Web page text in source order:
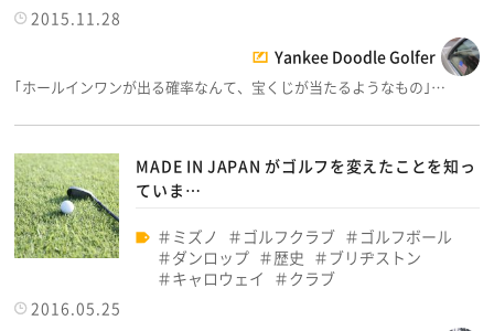
2015.11.28
Yankee Doodle Golfer
｢ホールインワンが出る確率なんて、宝くじが当たるようなもの｣…
MADE IN JAPAN がゴルフを変えたことを知っ
ていま…
ミズノ ゴルフクラブ
ゴルフボール
ダンロップ
歴史
ブリヂストン
キャロウェイ
クラブ
2016.05.25